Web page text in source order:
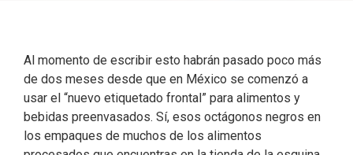
Al momento de escribir esto habrán pasado poco más
de dos meses desde que en México se comenzó a
usar el “nuevo etiquetado frontal” para alimentos y
bebidas preenvasados. Sí, esos octágonos negros en
los empaques de muchos de los alimentos